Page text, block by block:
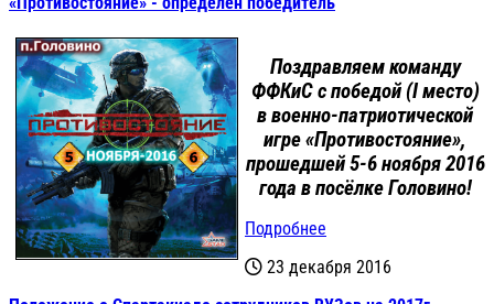
Поздравляем команду
ФФКиС с победой (I место)
в военно-патриотической
игре «Противостояние»,
прошедшей 5-6 ноября 2016
года в посёлке Головино!
Подробнее
23 декабря 2016